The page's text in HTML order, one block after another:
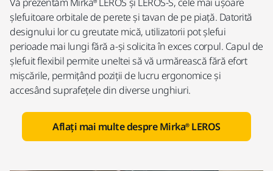
șlefuitoare orbitale de perete și tavan de pe piață. Datorită
designului lor cu greutate mică, utilizatorii pot șlefui
perioade mai lungi fără a-și solicita în exces corpul. Capul de
șlefuit flexibil permite uneltei să vă urmărească fără efort
mișcările, permițând poziții de lucru ergonomice și
accesând suprafețele din diverse unghiuri.
Aflați mai multe despre Mirka® LEROS